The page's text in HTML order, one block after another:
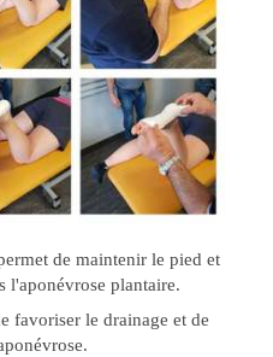
de maintenir le pied et
l'aponévrose plantaire.
favoriser le drainage et de